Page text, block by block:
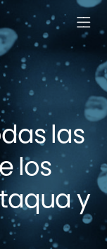
las
los
y